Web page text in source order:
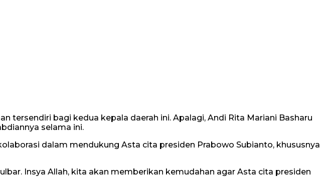
tersendiri bagi kedua kepala daerah ini. Apalagi, Andi Rita Mariani Basharu
selama ini.
dalam mendukung Asta cita presiden Prabowo Subianto, khususnya
Insya Allah, kita akan memberikan kemudahan agar Asta cita presiden